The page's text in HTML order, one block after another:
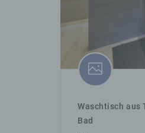
Waschtisch aus
Bad